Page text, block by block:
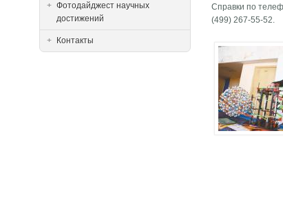
Справки по
(499) 267-55-52.
Фотодайджест научных
достижений
Контакты